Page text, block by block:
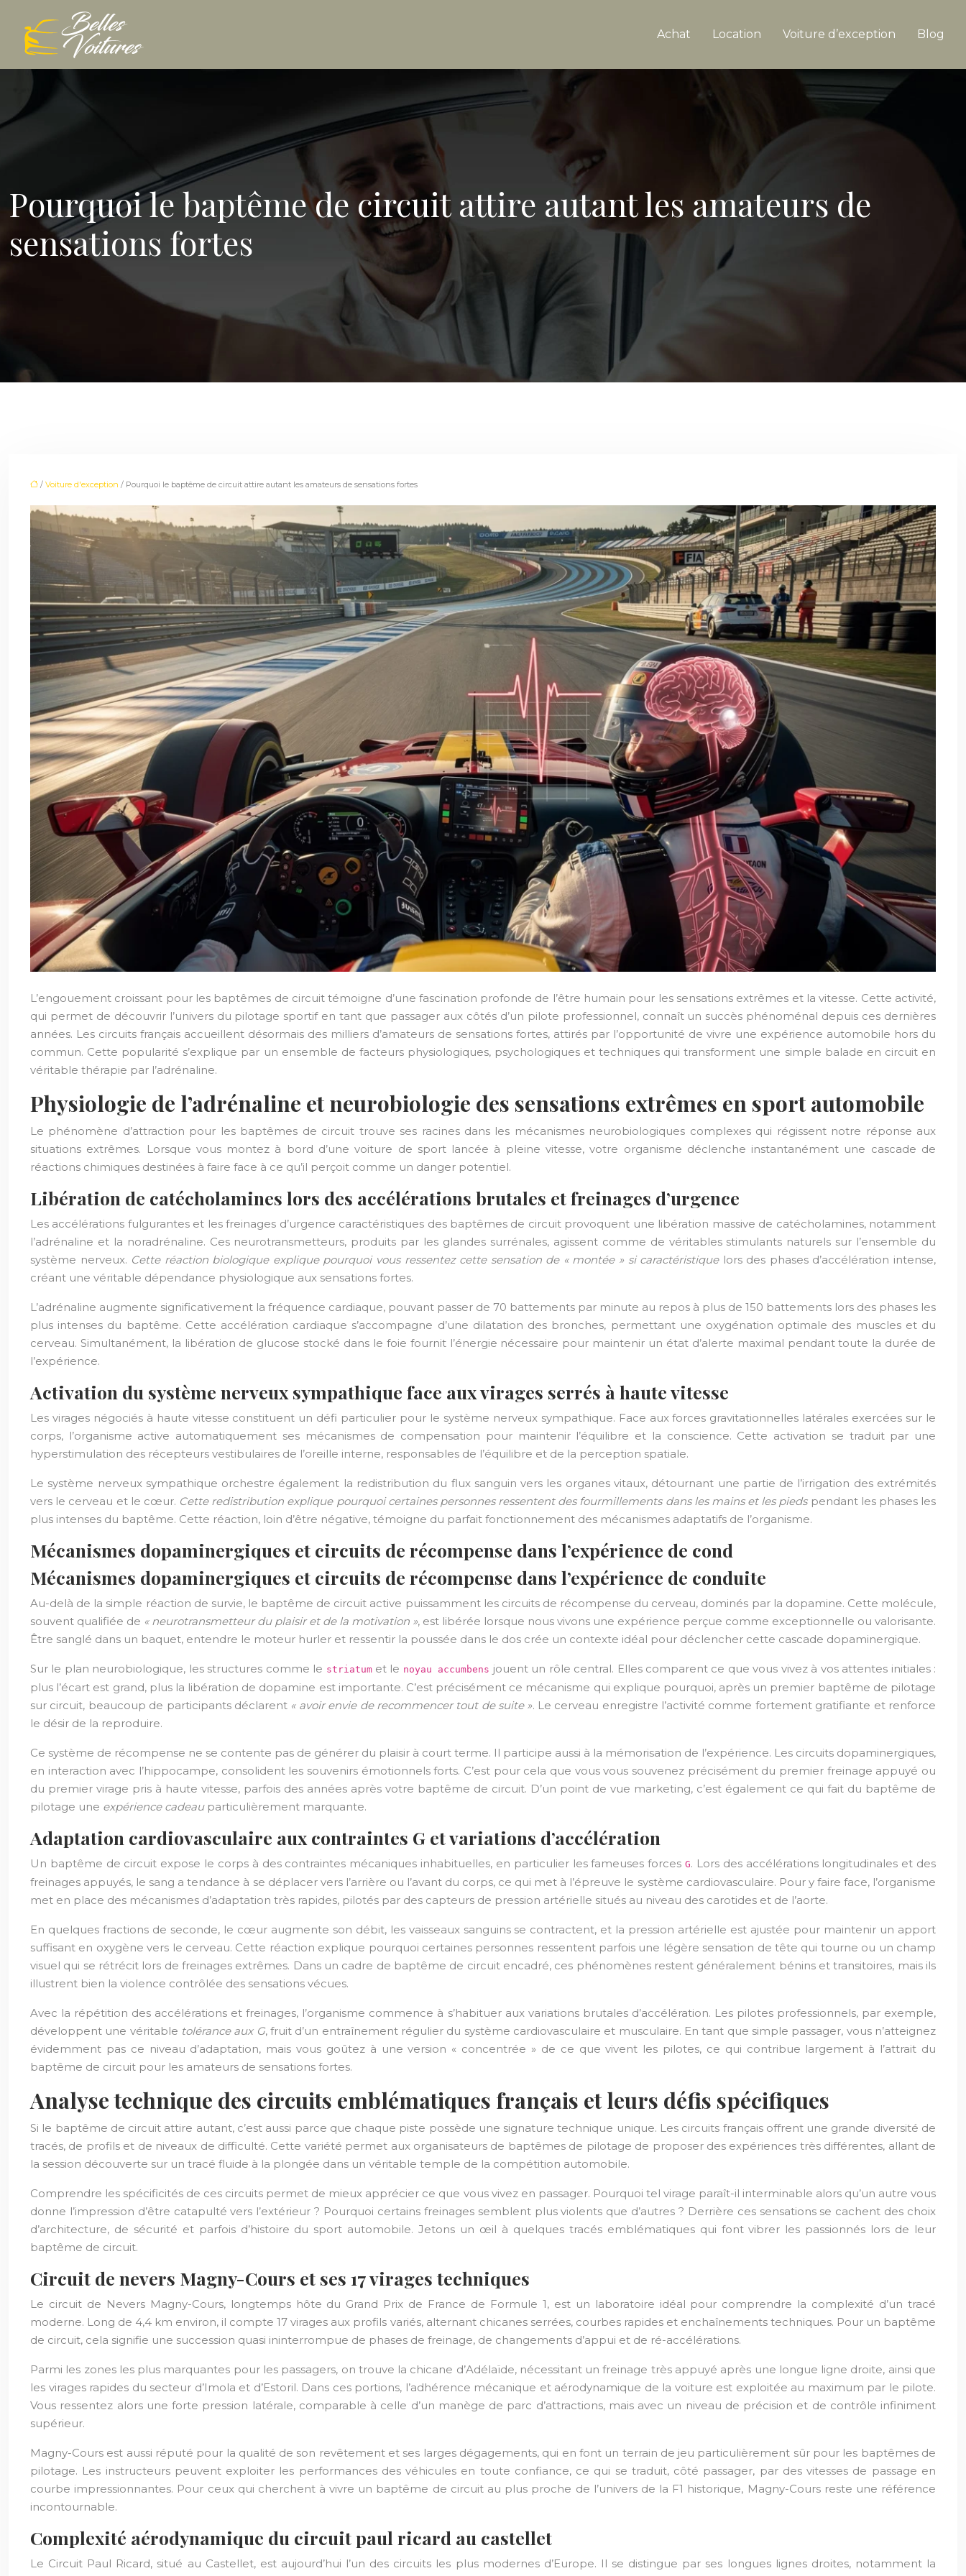
Achat Location Voiture d’exception Blog
Pourquoi le baptême de circuit attire autant les amateurs de
sensations fortes
/ Voiture d'exception / Pourquoi le baptême de circuit attire autant les amateurs de sensations fortes
L’engouement croissant pour les baptêmes de circuit témoigne d’une fascination profonde de l’être humain pour les sensations extrêmes et la vitesse. Cette activité,
qui permet de découvrir l’univers du pilotage sportif en tant que passager aux côtés d’un pilote professionnel, connaît un succès phénoménal depuis ces dernières
années. Les circuits français accueillent désormais des milliers d’amateurs de sensations fortes, attirés par l’opportunité de vivre une expérience automobile hors du
commun. Cette popularité s’explique par un ensemble de facteurs physiologiques, psychologiques et techniques qui transforment une simple balade en circuit en
véritable thérapie par l’adrénaline.
Physiologie de l’adrénaline et neurobiologie des sensations extrêmes en sport automobile
Le phénomène d’attraction pour les baptêmes de circuit trouve ses racines dans les mécanismes neurobiologiques complexes qui régissent notre réponse aux
situations extrêmes. Lorsque vous montez à bord d’une voiture de sport lancée à pleine vitesse, votre organisme déclenche instantanément une cascade de
réactions chimiques destinées à faire face à ce qu’il perçoit comme un danger potentiel.
Libération de catécholamines lors des accélérations brutales et freinages d’urgence
Les accélérations fulgurantes et les freinages d’urgence caractéristiques des baptêmes de circuit provoquent une libération massive de catécholamines, notamment
l’adrénaline et la noradrénaline. Ces neurotransmetteurs, produits par les glandes surrénales, agissent comme de véritables stimulants naturels sur l’ensemble du
système nerveux. Cette réaction biologique explique pourquoi vous ressentez cette sensation de « montée » si caractéristiquelors des phases d’accélération intense,
créant une véritable dépendance physiologique aux sensations fortes.
L’adrénaline augmente significativement la fréquence cardiaque, pouvant passer de 70 battements par minute au repos à plus de 150 battements lors des phases les
plus intenses du baptême. Cette accélération cardiaque s’accompagne d’une dilatation des bronches, permettant une oxygénation optimale des muscles et du
cerveau. Simultanément, la libération de glucose stocké dans le foie fournit l’énergie nécessaire pour maintenir un état d’alerte maximal pendant toute la durée de
l’expérience.
Activation du système nerveux sympathique face aux virages serrés à haute vitesse
Les virages négociés à haute vitesse constituent un défi particulier pour le système nerveux sympathique. Face aux forces gravitationnelles latérales exercées sur le
corps, l’organisme active automatiquement ses mécanismes de compensation pour maintenir l’équilibre et la conscience. Cette activation se traduit par une
hyperstimulation des récepteurs vestibulaires de l’oreille interne, responsables de l’équilibre et de la perception spatiale.
Le système nerveux sympathique orchestre également la redistribution du flux sanguin vers les organes vitaux, détournant une partie de l’irrigation des extrémités
vers le cerveau et le cœur. Cette redistribution explique pourquoi certaines personnes ressentent des fourmillements dans les mains et les piedspendant les phases les
plus intenses du baptême. Cette réaction, loin d’être négative, témoigne du parfait fonctionnement des mécanismes adaptatifs de l’organisme.
Mécanismes dopaminergiques et circuits de récompense dans l’expérience de cond
Mécanismes dopaminergiques et circuits de récompense dans l’expérience de conduite
Au-delà de la simple réaction de survie, le baptême de circuit active puissamment les circuits de récompense du cerveau, dominés par la dopamine. Cette molécule,
souvent qualifiée de « neurotransmetteur du plaisir et de la motivation », est libérée lorsque nous vivons une expérience perçue comme exceptionnelle ou valorisante.
Être sanglé dans un baquet, entendre le moteur hurler et ressentir la poussée dans le dos crée un contexte idéal pour déclencher cette cascade dopaminergique.
Sur le plan neurobiologique, les structures comme le striatumet le noyau accumbens jouent un rôle central. Elles comparent ce que vous vivez à vos attentes initiales :
plus l’écart est grand, plus la libération de dopamine est importante. C’est précisément ce mécanisme qui explique pourquoi, après un premier baptême de pilotage
sur circuit, beaucoup de participants déclarent « avoir envie de recommencer tout de suite ». Le cerveau enregistre l’activité comme fortement gratifiante et renforce
le désir de la reproduire.
Ce système de récompense ne se contente pas de générer du plaisir à court terme. Il participe aussi à la mémorisation de l’expérience. Les circuits dopaminergiques,
en interaction avec l’hippocampe, consolident les souvenirs émotionnels forts. C’est pour cela que vous vous souvenez précisément du premier freinage appuyé ou
du premier virage pris à haute vitesse, parfois des années après votre baptême de circuit. D’un point de vue marketing, c’est également ce qui fait du baptême de
pilotage une expérience cadeauparticulièrement marquante.
Adaptation cardiovasculaire aux contraintes G et variations d’accélération
Un baptême de circuit expose le corps à des contraintes mécaniques inhabituelles, en particulier les fameuses forcesG. Lors des accélérations longitudinales et des
freinages appuyés, le sang a tendance à se déplacer vers l’arrière ou l’avant du corps, ce qui met à l’épreuve le système cardiovasculaire. Pour y faire face, l’organisme
met en place des mécanismes d’adaptation très rapides, pilotés par des capteurs de pression artérielle situés au niveau des carotides et de l’aorte.
En quelques fractions de seconde, le cœur augmente son débit, les vaisseaux sanguins se contractent, et la pression artérielle est ajustée pour maintenir un apport
suffisant en oxygène vers le cerveau. Cette réaction explique pourquoi certaines personnes ressentent parfois une légère sensation de tête qui tourne ou un champ
visuel qui se rétrécit lors de freinages extrêmes. Dans un cadre de baptême de circuit encadré, ces phénomènes restent généralement bénins et transitoires, mais ils
illustrent bien la violence contrôlée des sensations vécues.
Avec la répétition des accélérations et freinages, l’organisme commence à s’habituer aux variations brutales d’accélération. Les pilotes professionnels, par exemple,
développent une véritable tolérance aux G, fruit d’un entraînement régulier du système cardiovasculaire et musculaire. En tant que simple passager, vous n’atteignez
évidemment pas ce niveau d’adaptation, mais vous goûtez à une version « concentrée » de ce que vivent les pilotes, ce qui contribue largement à l’attrait du
baptême de circuit pour les amateurs de sensations fortes.
Analyse technique des circuits emblématiques français et leurs défis spécifiques
Si le baptême de circuit attire autant, c’est aussi parce que chaque piste possède une signature technique unique. Les circuits français offrent une grande diversité de
tracés, de profils et de niveaux de difficulté. Cette variété permet aux organisateurs de baptêmes de pilotage de proposer des expériences très différentes, allant de
la session découverte sur un tracé fluide à la plongée dans un véritable temple de la compétition automobile.
Comprendre les spécificités de ces circuits permet de mieux apprécier ce que vous vivez en passager. Pourquoi tel virage paraît-il interminable alors qu’un autre vous
donne l’impression d’être catapulté vers l’extérieur ? Pourquoi certains freinages semblent plus violents que d’autres ? Derrière ces sensations se cachent des choix
d’architecture, de sécurité et parfois d’histoire du sport automobile. Jetons un œil à quelques tracés emblématiques qui font vibrer les passionnés lors de leur
baptême de circuit.
Circuit de nevers Magny-Cours et ses 17 virages techniques
Le circuit de Nevers Magny-Cours, longtemps hôte du Grand Prix de France de Formule 1, est un laboratoire idéal pour comprendre la complexité d’un tracé
moderne. Long de 4,4 km environ, il compte 17 virages aux profils variés, alternant chicanes serrées, courbes rapides et enchaînements techniques. Pour un baptême
de circuit, cela signifie une succession quasi ininterrompue de phases de freinage, de changements d’appui et de ré-accélérations.
Parmi les zones les plus marquantes pour les passagers, on trouve la chicane d’Adélaïde, nécessitant un freinage très appuyé après une longue ligne droite, ainsi que
les virages rapides du secteur d’Imola et d’Estoril. Dans ces portions, l’adhérence mécanique et aérodynamique de la voiture est exploitée au maximum par le pilote.
Vous ressentez alors une forte pression latérale, comparable à celle d’un manège de parc d’attractions, mais avec un niveau de précision et de contrôle infiniment
supérieur.
Magny-Cours est aussi réputé pour la qualité de son revêtement et ses larges dégagements, qui en font un terrain de jeu particulièrement sûr pour les baptêmes de
pilotage. Les instructeurs peuvent exploiter les performances des véhicules en toute confiance, ce qui se traduit, côté passager, par des vitesses de passage en
courbe impressionnantes. Pour ceux qui cherchent à vivre un baptême de circuit au plus proche de l’univers de la F1 historique, Magny-Cours reste une référence
incontournable.
Complexité aérodynamique du circuit paul ricard au castellet
Le Circuit Paul Ricard, situé au Castellet, est aujourd’hui l’un des circuits les plus modernes d’Europe. Il se distingue par ses longues lignes droites, notamment la